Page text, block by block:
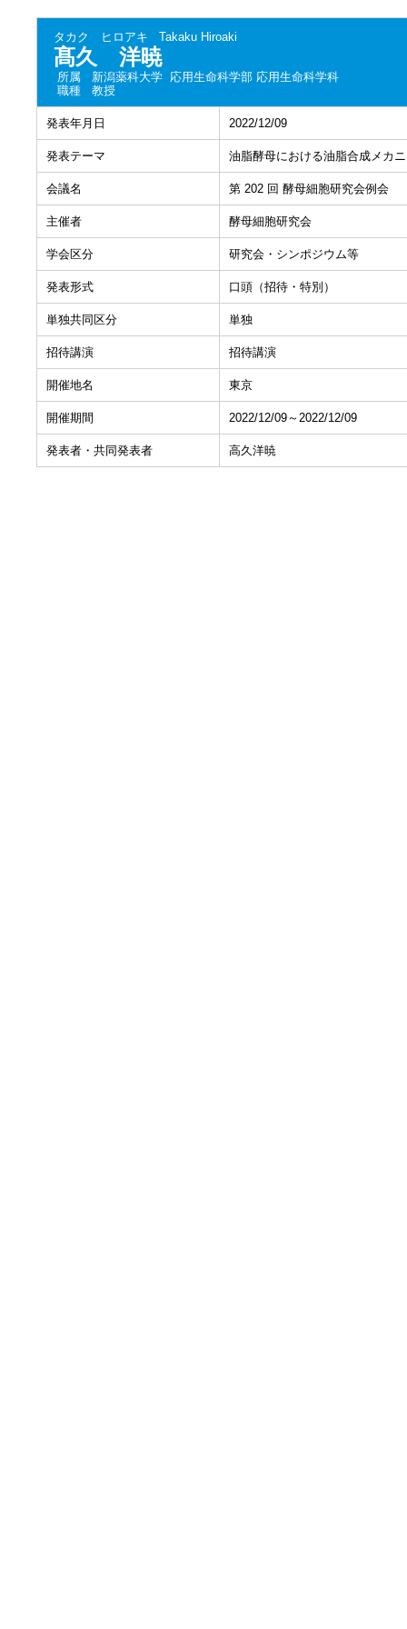
タカク ヒロアキ Takaku Hiroaki
髙久 洋暁
所属
新潟薬科大学 応用生命科学部 応用生命科学科
職種
教授
発表年月日 2022/12/09
発表テーマ 油脂酵母における油脂合成メカ
会議名 第 202 回 酵母細胞研究会例会
主催者 酵母細胞研究会
学会区分 研究会・シンポジウム等
発表形式 口頭（招待・特別）
単独共同区分 単独
招待講演 招待講演
開催地名 東京
開催期間 2022/12/09～2022/12/09
発表者・共同発表者 高久洋暁